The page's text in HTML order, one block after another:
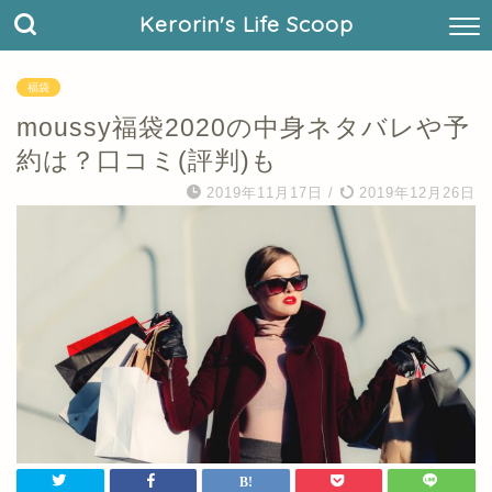
Kerorin's Life Scoop
福袋
moussy福袋2020の中身ネタバレや予
約は？口コミ(評判)も
2019年11月17日 / 2019年12月26日